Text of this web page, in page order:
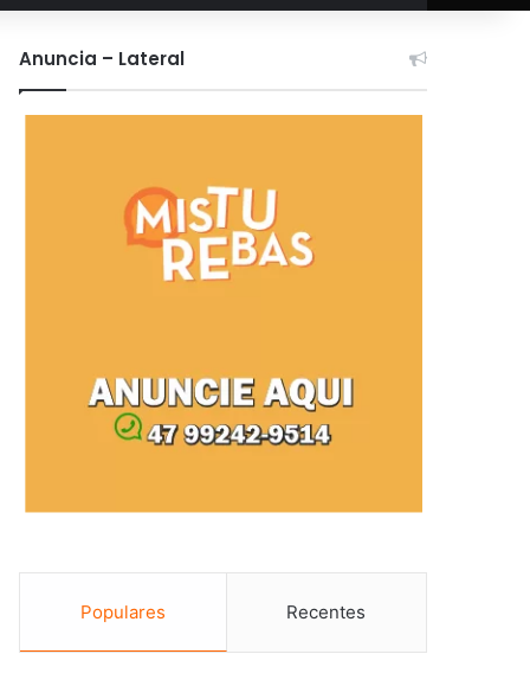
Anuncia – Lateral
Populares Recentes